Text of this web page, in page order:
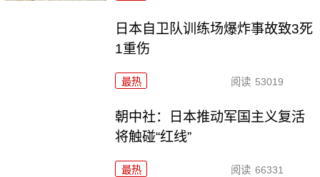
日本自卫队训练场爆炸事故致3死
1重伤
最热 阅读 53019
朝中社：日本推动军国主义复活
将触碰“红线”
最热 阅读 66331